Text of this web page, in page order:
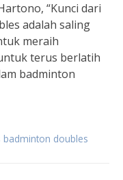
“Kunci dari
adalah saling
meraih
terus berlatih
badminton
badminton doubles